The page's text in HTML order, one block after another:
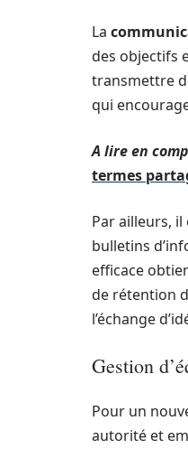
La
des objectifs
transmettre
qui
A lire en
termes
Par ailleurs,
bulletins
efficace
de rétention
l’échange
Gestion
Pour un
autorité et